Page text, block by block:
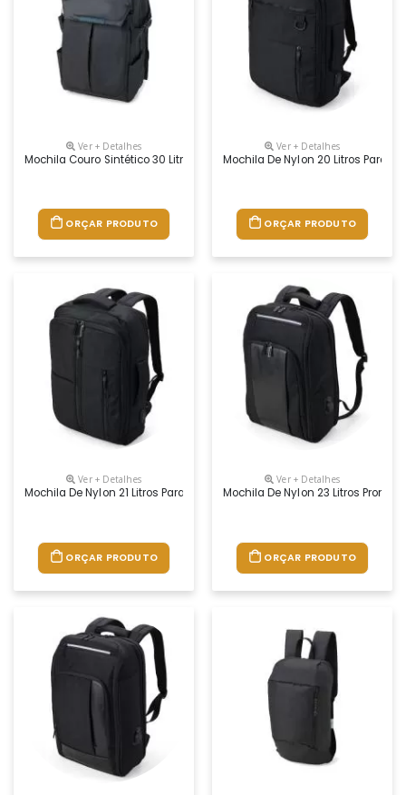
Ver + Detalhes
Mochila Couro Sintético 30 Litros Personalizado
ORÇAR PRODUTO
Ver + Detalhes
Mochila De Nylon 20 Litros Para
ORÇAR PRODUTO
Ver + Detalhes
Mochila De Nylon 21 Litros Para Brindes Promocionais
ORÇAR PRODUTO
Ver + Detalhes
Mochila De Nylon 23 Litros
ORÇAR PRODUTO